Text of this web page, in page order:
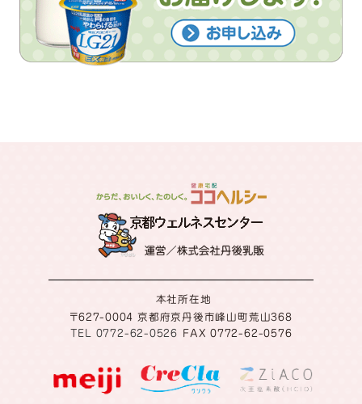
本社所在地
〒627-0004 京都府京丹後市峰山町荒山368
TEL 0772-62-0526
FAX 0772-62-0576